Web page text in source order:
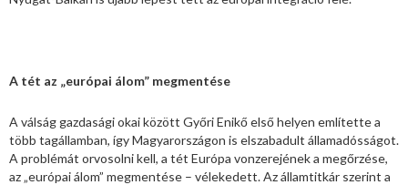
A tét az „európai álom” megmentése
A válság gazdasági okai között Győri Enikő első helyen említette a
több tagállamban, így Magyarországon is elszabadult államadósságot.
A problémát orvosolni kell, a tét Európa vonzerejének a megőrzése,
az „európai álom” megmentése – vélekedett. Az államtitkár szerint a